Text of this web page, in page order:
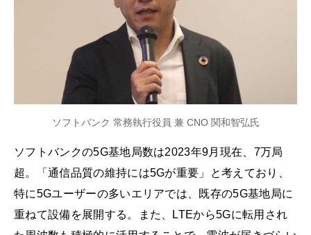
ソフトバンク 常務執行役員 兼 CNO 関和智弘氏
ソフトバンクの5G基地局数は2023年9月現在、7万局
超。「通信品質の維持には5Gが重要」と考えており、
特に5Gユーザーの多いエリアでは、既存の5G基地局に
重ねて設備を展開する。また、LTEから5Gに転用され